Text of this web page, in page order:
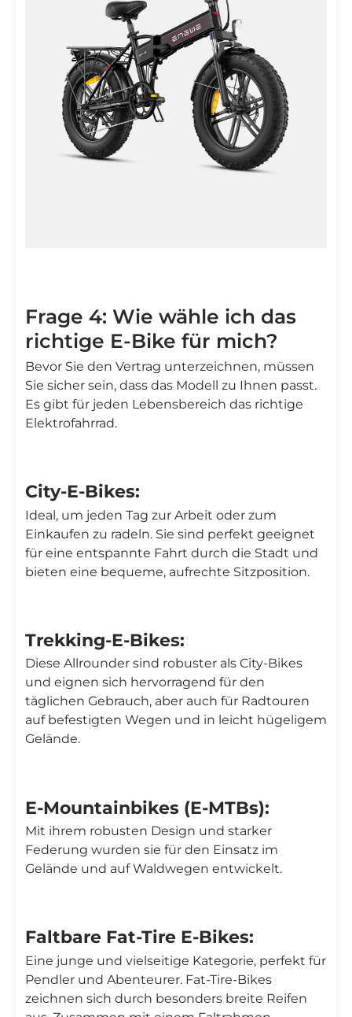
Frage 4: Wie wähle ich das
richtige E-Bike für mich?
Bevor Sie den Vertrag unterzeichnen, müssen
Sie sicher sein, dass das Modell zu Ihnen passt.
Es gibt für jeden Lebensbereich das richtige
Elektrofahrrad.
City-E-Bikes:
Ideal, um jeden Tag zur Arbeit oder zum
Einkaufen zu radeln. Sie sind perfekt geeignet
für eine entspannte Fahrt durch die Stadt und
bieten eine bequeme, aufrechte Sitzposition.
Trekking-E-Bikes:
Diese Allrounder sind robuster als City-Bikes
und eignen sich hervorragend für den
täglichen Gebrauch, aber auch für Radtouren
auf befestigten Wegen und in leicht hügeligem
Gelände.
E-Mountainbikes (E-MTBs):
Mit ihrem robusten Design und starker
Federung wurden sie für den Einsatz im
Gelände und auf Waldwegen entwickelt.
Faltbare Fat-Tire E-Bikes:
Eine junge und vielseitige Kategorie, perfekt für
Pendler und Abenteurer. Fat-Tire-Bikes
zeichnen sich durch besonders breite Reifen